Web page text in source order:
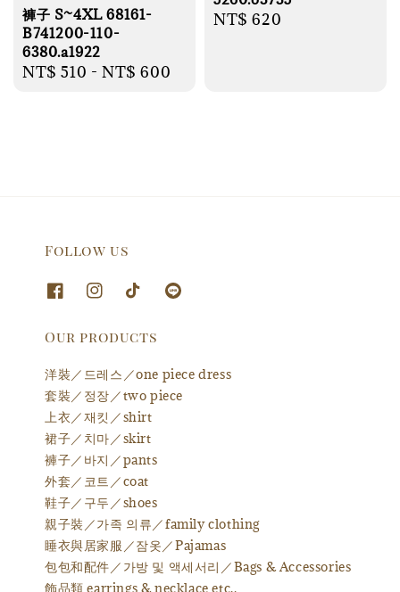
褲子 S~4XL 68161-
B741200-110-
6380.a1922
Regular
NT$ 510 -NT$ 600
Regular
NT$ 620
Follow us
Our products
洋裝／드레스／one piece dress
套裝／정장／two piece
上衣／재킷／shirt
裙子／치마／skirt
褲子／바지／pants
外套／코트／coat
鞋子／구두／shoes
親子裝／가족 의류／family clothing
睡衣與居家服／잠옷／Pajamas
包包和配件／가방 및 액세서리／Bags & Accessories
飾品類 earrings & necklace etc.,